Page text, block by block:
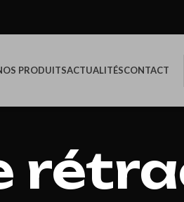
PRODUITSACTUALITÉSCONTACT